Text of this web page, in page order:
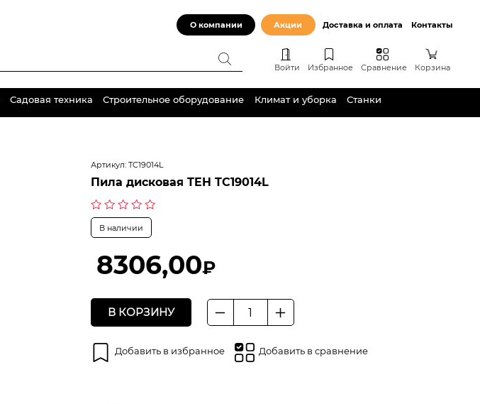
О компании Акции Доставка и оплата Контакты
Войти Избранное Сравнение Корзина
Садовая техника Строительное оборудование Климат и уборка Станки
Артикул:TC19014L
Пила дисковая TEH TC19014L
Оценка
из
В наличии
8306,00₽
Количество
Пила
дисковая
В КОРЗИНУ
Добавить в избранное Добавить в сравнение